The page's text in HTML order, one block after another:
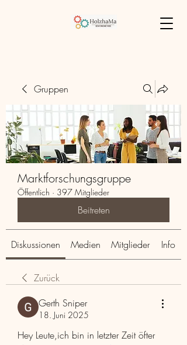
Gruppen
Marktforschungsgruppe
Öffentlich · 397 Mitglieder
Beitreten
Diskussionen Medien Mitglieder Info
Zurück
Gerth Sniper
18. Juni 2025
Hey Leute,ich bin in letzter Zeit öfter